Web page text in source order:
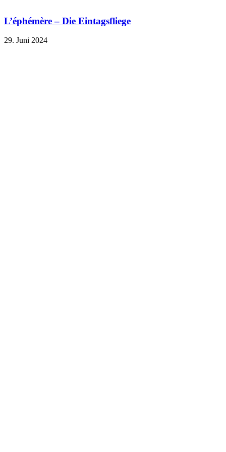
L’éphémère – Die Eintagsfliege
29. Juni 2024